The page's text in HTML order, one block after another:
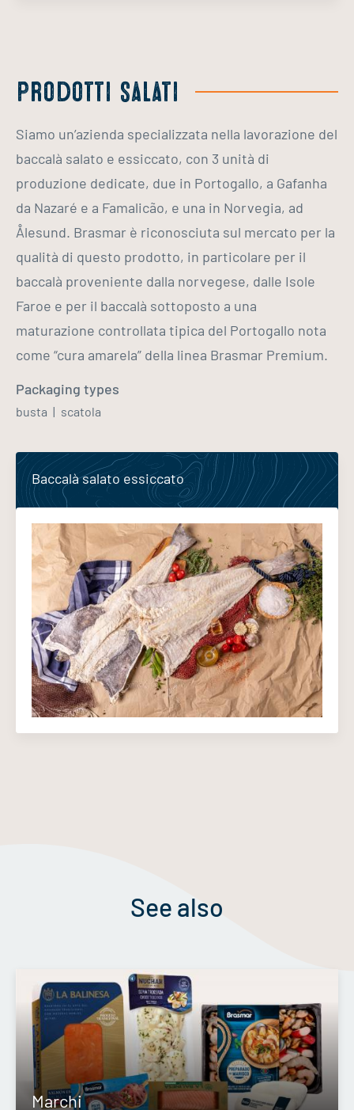
Prodotti salati
Siamo un’azienda specializzata nella lavorazione del
baccalà salato e essiccato, con 3 unità di
produzione dedicate, due in Portogallo, a Gafanha
da Nazaré e a Famalicão, e una in Norvegia, ad
Ålesund. Brasmar è riconosciuta sul mercato per la
qualità di questo prodotto, in particolare per il
baccalà proveniente dalla norvegese, dalle Isole
Faroe e per il baccalà sottoposto a una
maturazione controllata tipica del Portogallo nota
come “cura amarela” della linea Brasmar Premium.
Packaging types
busta scatola
Baccalà salato essiccato
See also
Marchi